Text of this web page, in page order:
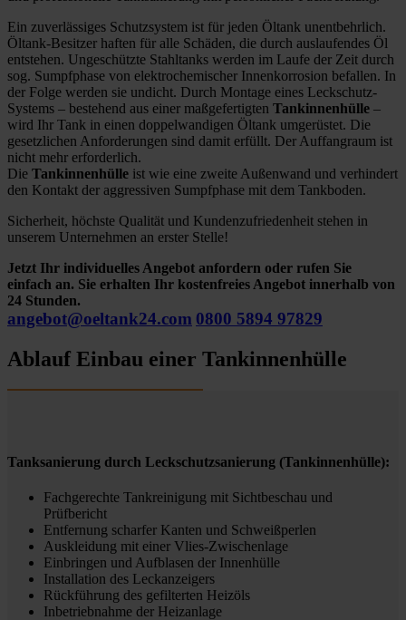
Ein zuverlässiges Schutzsystem ist für jeden Öltank unentbehrlich.
Öltank-Besitzer haften für alle Schäden, die durch auslaufendes Öl
entstehen. Ungeschützte Stahltanks werden im Laufe der Zeit durch
sog. Sumpfphase von elektrochemischer Innenkorrosion befallen. In
der Folge werden sie undicht. Durch Montage eines Leckschutz-
Systems – bestehend aus einer maßgefertigten Tankinnenhülle –
wird Ihr Tank in einen doppelwandigen Öltank umgerüstet. Die
gesetzlichen Anforderungen sind damit erfüllt. Der Auffangraum ist
nicht mehr erforderlich.
Die Tankinnenhülle ist wie eine zweite Außenwand und verhindert
den Kontakt der aggressiven Sumpfphase mit dem Tankboden.
Sicherheit, höchste Qualität und Kundenzufriedenheit stehen in
unserem Unternehmen an erster Stelle!
Jetzt Ihr individuelles Angebot anfordern oder rufen Sie
einfach an. Sie erhalten Ihr kostenfreies Angebot innerhalb von
24 Stunden.
angebot@oeltank24.com 0800 5894 97829
Ablauf Einbau einer Tankinnenhülle
Tanksanierung durch Leckschutzsanierung (Tankinnenhülle):
Fachgerechte Tankreinigung mit Sichtbeschau und
Prüfbericht
Entfernung scharfer Kanten und Schweißperlen
Auskleidung mit einer Vlies-Zwischenlage
Einbringen und Aufblasen der Innenhülle
Installation des Leckanzeigers
Rückführung des gefilterten Heizöls
Inbetriebnahme der Heizanlage